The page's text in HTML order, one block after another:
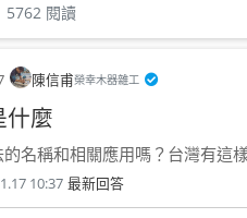
5762 閱讀
陳信甫榮幸木器雜工
什麼
名稱和相關應用嗎？台灣有這
10:37 最新回答